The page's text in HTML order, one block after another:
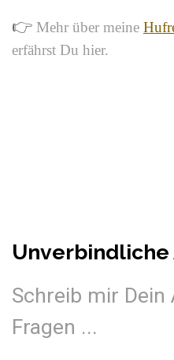
👉 Mehr über meine
erfährst Du hier.
Unverbindliche
Schreib mir Dein
Fragen ...